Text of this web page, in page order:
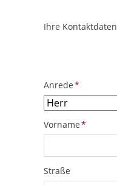
ObjektPlatzhalter
URL
Ihre Kontaktdaten
Pflichtfeld
Anrede*
Pflichtfeld
Vorname*
Straße